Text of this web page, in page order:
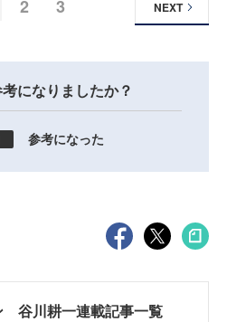
2 3 NEXT
になりましたか？
参考になった
谷川耕一連載記事一覧